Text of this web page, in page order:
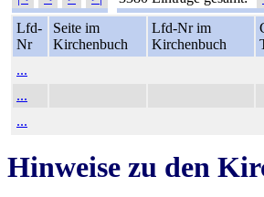
Lfd-
Nr
Seite im
Kirchenbuch
Lfd-Nr im
Kirchenbuch
...
...
...
Hinweise zu den